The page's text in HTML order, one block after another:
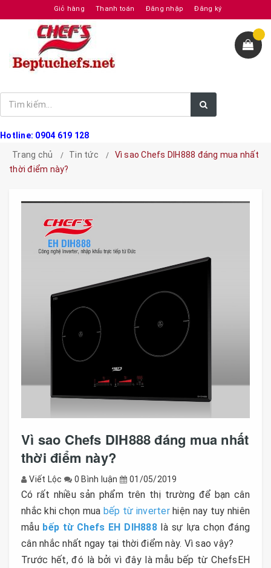
Giỏ hàng Thanh toán Đăng nhập Đăng ký
Hotline: 0904 619 128
Trang chủ
Tin tức
Vì sao Chefs DIH888 đáng mua nhất
thời điểm này?
Vì sao Chefs DIH888 đáng mua nhất
thời điểm này?
Viết Lộc 0 Bình luận 01/05/2019
Có rất nhiều sản phẩm trên thị trường để bạn cân
nhắc khi chọn mua bếp từ inverterhiện nay tuy nhiên
mẫu bếp từ Chefs EH DIH888là sự lựa chọn đáng
cân nhắc nhất ngay tại thời điểm này. Vì sao vậy?
Trước hết, đó là bởi vì đây là mẫu bếp từ ChefsEH